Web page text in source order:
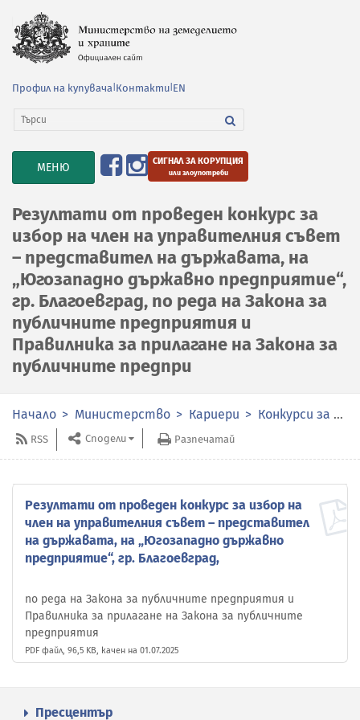
Профил на купувача Контакти EN
TOGGLE
NAVIGATION
МЕНЮ СИГНАЛ ЗА КОРУПЦИЯ
или злоупотреби
Резултати от проведен конкурс за
избор на член на управителния съвет
– представител на държавата, на
„Югозападно държавно предприятие“,
гр. Благоевград, по реда на Закона за
публичните предприятия и
Правилника за прилагане на Закона за
публичните предпри
Начало Министерство Кариери Конкурси за избор на членове на органите за управление и контрол в публичните предприятия
RSS Сподели Разпечатай
Резултати от проведен конкурс за избор на
член на управителния съвет – представител
на държавата, на „Югозападно държавно
предприятие“, гр. Благоевград,
по реда на Закона за публичните предприятия и
Правилника за прилагане на Закона за публичните
предприятия
PDF файл, 96,5 KB, качен на 01.07.2025
Пресцентър